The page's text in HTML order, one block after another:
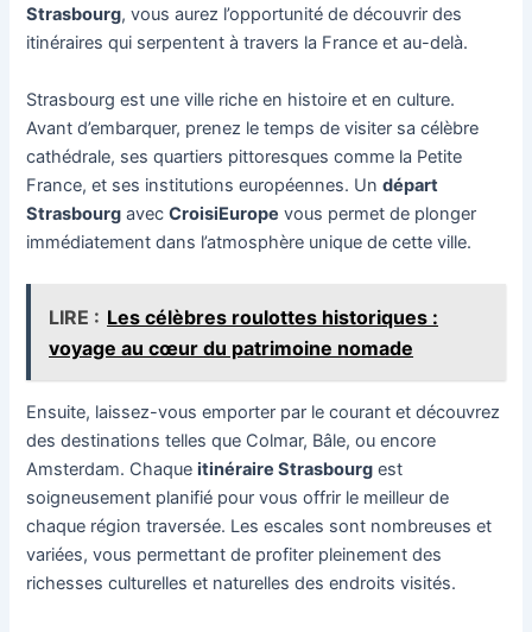
Strasbourg, vous aurez l’opportunité de découvrir des
itinéraires qui serpentent à travers la France et au-delà.
Strasbourg est une ville riche en histoire et en culture.
Avant d’embarquer, prenez le temps de visiter sa célèbre
cathédrale, ses quartiers pittoresques comme la Petite
France, et ses institutions européennes. Undépart
Strasbourg avecCroisiEurope vous permet de plonger
immédiatement dans l’atmosphère unique de cette ville.
LIRE : Les célèbres roulottes historiques :
voyage au cœur du patrimoine nomade
Ensuite, laissez-vous emporter par le courant et découvrez
des destinations telles que Colmar, Bâle, ou encore
Amsterdam. Chaqueitinéraire Strasbourg est
soigneusement planifié pour vous offrir le meilleur de
chaque région traversée. Les escales sont nombreuses et
variées, vous permettant de profiter pleinement des
richesses culturelles et naturelles des endroits visités.